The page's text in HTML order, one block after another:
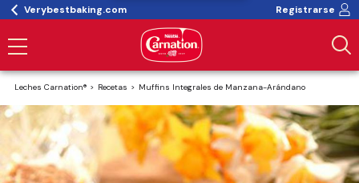
Verybestbaking.com Registrarse
Leches Carnation® Recetas Muffins Integrales de Manzana-Arándano